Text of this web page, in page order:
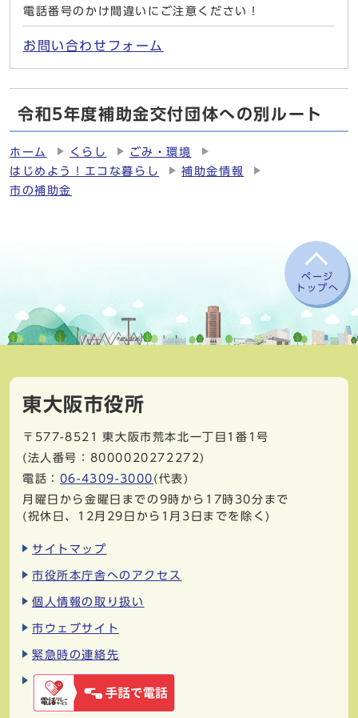
電話番号のかけ間違いにご注意ください！
お問い合わせフォーム
令和5年度補助金交付団体への別ルート
ホーム くらし
ごみ・環境
はじめよう！エコな暮らし
補助金情報
市の補助金
ページ
トップへ
東大阪市役所
〒577-8521
東大阪市荒本北一丁目1番1号
(法人番号：8000020272272)
電話： 06-4309-3000 (代表)
月曜日から金曜日までの9時から17時30分まで
(祝休日、12月29日から1月3日までを除く)
サイトマップ
市役所本庁舎へのアクセス
個人情報の取り扱い
市ウェブサイト
緊急時の連絡先